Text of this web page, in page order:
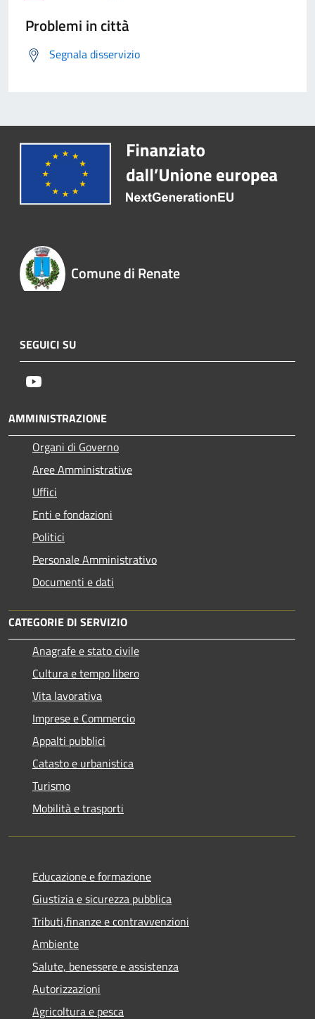
Problemi in città
Segnala disservizio
Comune di Renate
SEGUICI SU
AMMINISTRAZIONE
Organi di Governo
Aree Amministrative
Uffici
Enti e fondazioni
Politici
Personale Amministrativo
Documenti e dati
CATEGORIE DI SERVIZIO
Anagrafe e stato civile
Cultura e tempo libero
Vita lavorativa
Imprese e Commercio
Appalti pubblici
Catasto e urbanistica
Turismo
Mobilità e trasporti
Educazione e formazione
Giustizia e sicurezza pubblica
Tributi,finanze e contravvenzioni
Ambiente
Salute, benessere e assistenza
Autorizzazioni
Agricoltura e pesca